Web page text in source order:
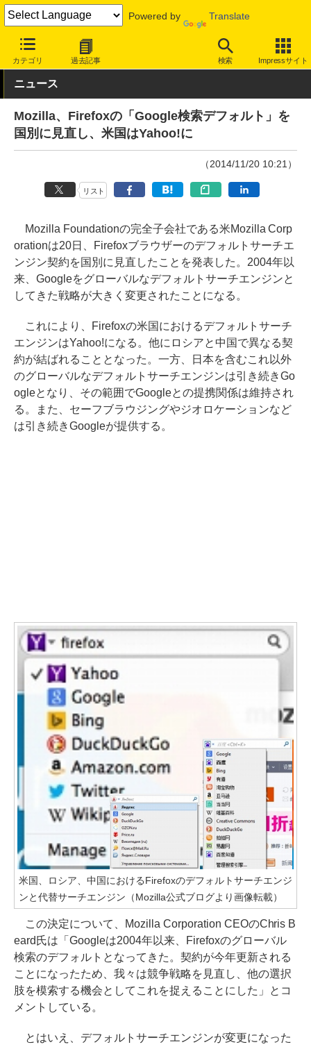
Powered by Translate
カテゴリ 過去記事 検索 Impressサイト
INTERNET Watch サービス/ソフト ソフトウェア PCアプリ
ニュース
Mozilla、Firefoxの「Google検索デフォルト」を
国別に見直し、米国はYahoo!に
（2014/11/20 10:21）
リスト
Mozilla Foundationの完全子会社である米Mozilla Corp
orationは20日、Firefoxブラウザーのデフォルトサーチエ
ンジン契約を国別に見直したことを発表した。2004年以
来、Googleをグローバルなデフォルトサーチエンジンと
してきた戦略が大きく変更されたことになる。
これにより、Firefoxの米国におけるデフォルトサーチ
エンジンはYahoo!になる。他にロシアと中国で異なる契
約が結ばれることとなった。一方、日本を含むこれ以外
のグローバルなデフォルトサーチエンジンは引き続きGo
ogleとなり、その範囲でGoogleとの提携関係は維持され
る。また、セーフブラウジングやジオロケーションなど
は引き続きGoogleが提供する。
米国、ロシア、中国におけるFirefoxのデフォルトサーチエンジ
ンと代替サーチエンジン（Mozilla公式ブログより画像転載）
この決定について、Mozilla Corporation CEOのChris B
eard氏は「Googleは2004年以来、Firefoxのグローバル
検索のデフォルトとなってきた。契約が今年更新される
ことになったため、我々は競争戦略を見直し、他の選択
肢を模索する機会としてこれを捉えることにした」とコ
メントしている。
とはいえ、デフォルトサーチエンジンが変更になった